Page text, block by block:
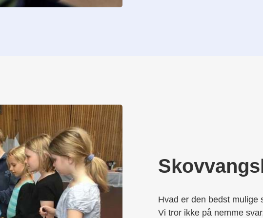
Hvad er den bedst mulige
Vi tror ikke på nemme